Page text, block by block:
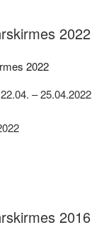
2022
– 25.04.2022
2016